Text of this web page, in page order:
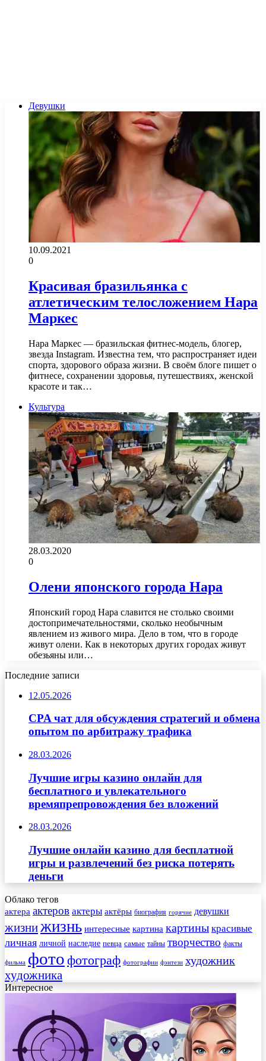
Девушки
10.09.2021
0
Красивая бразильянка с
атлетическим телосложением Нара
Маркес
Нара Маркес — бразильская фитнес-модель, блогер,
звезда Instagram. Известна тем, что распространяет идеи
спорта, здорового образа жизни. В своём блоге пишет о
фитнесе, сохранении здоровья, путешествиях, женской
красоте и так…
Культура
28.03.2020
0
Олени японского города Нара
Японский город Нара славится не столько своими
достопримечательностями, сколько необычным
явлением из живого мира. Дело в том, что в городе
живут олени. Как в некоторых других городах живут
обезьяны или…
Последние записи
12.05.2026
CPA чат для обсуждения стратегий и обмена
опытом по арбитражу трафика
28.03.2026
Лучшие игры казино онлайн для
бесплатного и увлекательного
времяпрепровождения без вложений
28.03.2026
Лучшие онлайн казино для бесплатной
игры и развлечений без риска потерять
деньги
Облако тегов
актера актеров актеры актёры биография горячие девушки
жизнижизнь интересные картина картины красивые
личная личной наследие певца самые тайны творчество факты
фильма фото фотограф фотографии фэнтези художник
художника
Интересное